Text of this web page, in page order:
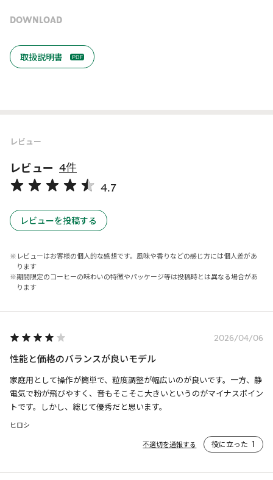
DOWNLOAD
取扱説明書
レビュー
レビュー 4件
4.7
レビューを投稿する
レビューはお客様の個人的な感想です。風味や香りなどの感じ方には個人差があ
ります
期間限定のコーヒーの味わいの特徴やパッケージ等は投稿時とは異なる場合があ
ります
2026/04/06
性能と価格のバランスが良いモデル
家庭用として操作が簡単で、粒度調整が幅広いのが良いです。一方、静
電気で粉が飛びやすく、音もそこそこ大きいというのがマイナスポイン
トです。しかし、総じて優秀だと思います。
ヒロシ
不適切を通報する 役に立った 1